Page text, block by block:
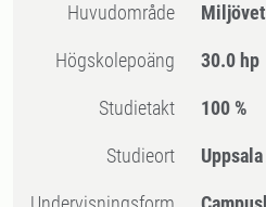
Huvudområde
högskolepoäng 30.0 hp
Studietakt 100 %
Studieort Uppsala